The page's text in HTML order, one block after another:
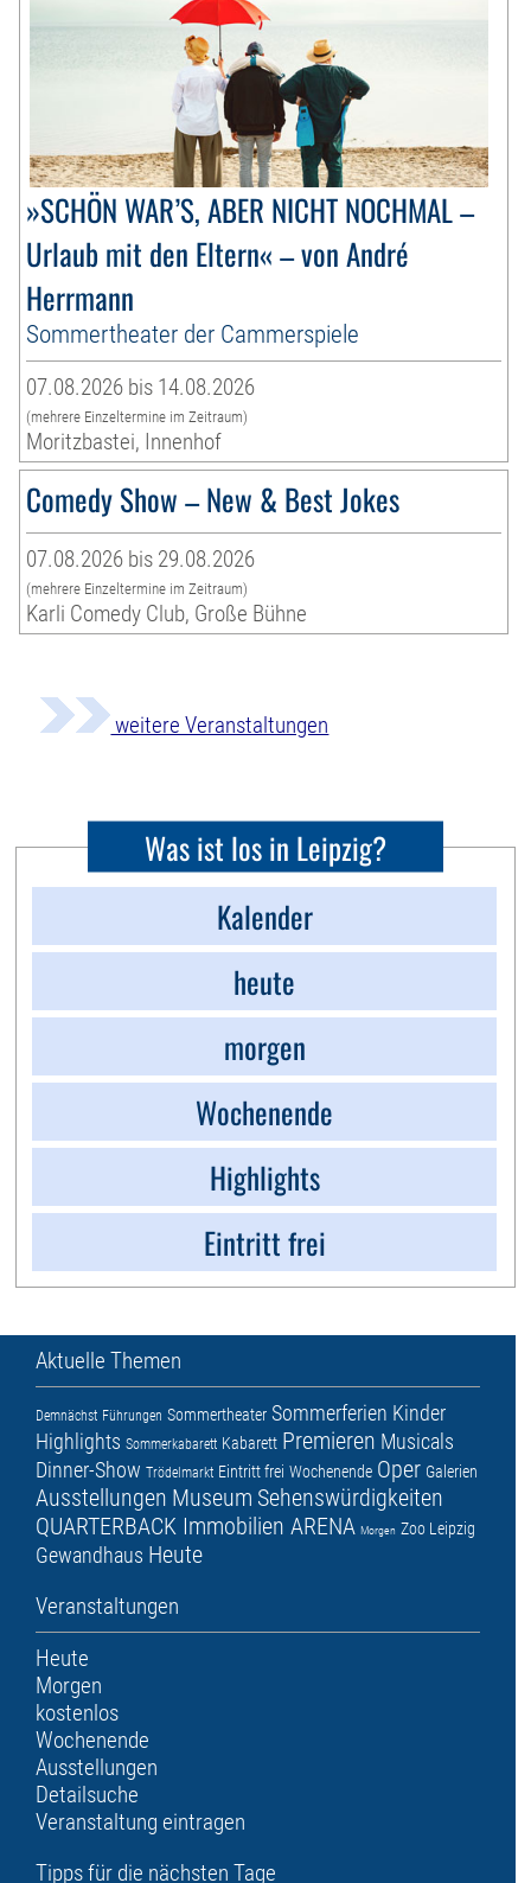
»SCHÖN WAR’S, ABER NICHT NOCHMAL –
Urlaub mit den Eltern« – von André
Herrmann
Sommertheater der Cammerspiele
07.08.2026 bis 14.08.2026
(mehrere Einzeltermine im Zeitraum)
Moritzbastei, Innenhof
Comedy Show – New & Best Jokes
07.08.2026 bis 29.08.2026
(mehrere Einzeltermine im Zeitraum)
Karli Comedy Club, Große Bühne
weitere Veranstaltungen
Was ist los in Leipzig?
Kalender
heute
morgen
Wochenende
Highlights
Eintritt frei
Aktuelle Themen
Demnächst Führungen Sommertheater Sommerferien Kinder
Highlights Sommerkabarett Kabarett Premieren Musicals
Dinner-Show Trödelmarkt Eintritt frei Wochenende Oper Galerien
Ausstellungen Museum Sehenswürdigkeiten
QUARTERBACK Immobilien ARENA Morgen Zoo Leipzig
Gewandhaus Heute
Veranstaltungen
Heute
Morgen
kostenlos
Wochenende
Ausstellungen
Detailsuche
Veranstaltung eintragen
Tipps für die nächsten Tage